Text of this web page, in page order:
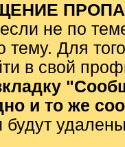
не по
тему. Для
в свой
и то же
будут